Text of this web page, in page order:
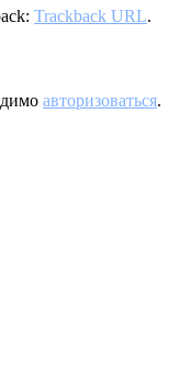
Trackback URL.
авторизоваться.